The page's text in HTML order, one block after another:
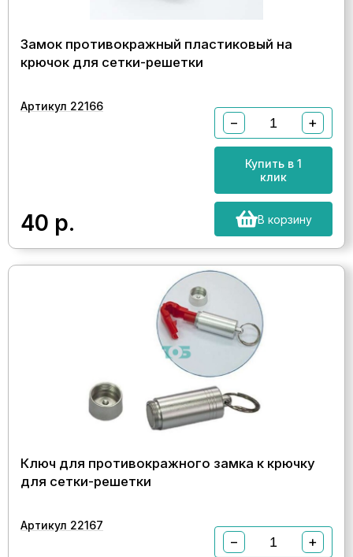
Замок противокражный пластиковый на
крючок для сетки-решетки
Артикул 22166
40 р.
− +
Купить в 1
клик
В корзину
Ключ для противокражного замка к крючку
для сетки-решетки
Артикул 22167
− +